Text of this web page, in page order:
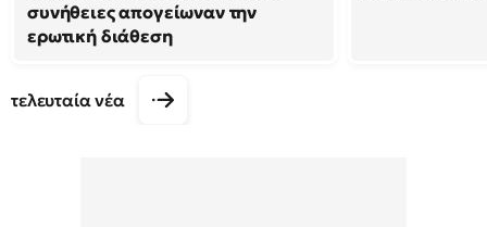
συνήθειες απογείωναν την
ερωτική διάθεση
τελευταία νέα